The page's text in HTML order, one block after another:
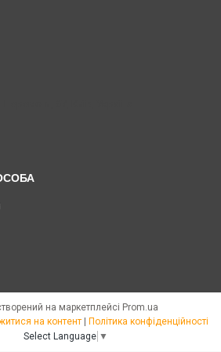
на маркетплейсі Prom.ua
на контент
Політика конфіденційності
Select Language ▼